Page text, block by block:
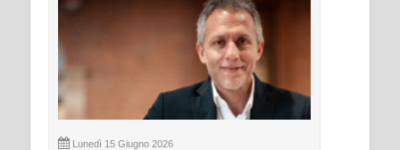
Lunedì 15 Giugno 2026